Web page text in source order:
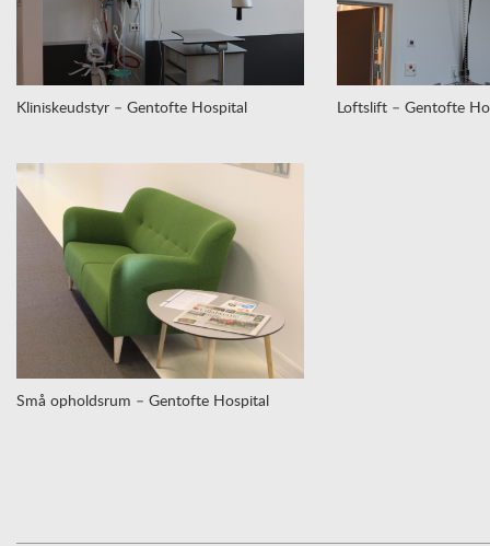
Kliniskeudstyr – Gentofte Hospital Loftslift – Gentofte
Små opholdsrum – Gentofte Hospital